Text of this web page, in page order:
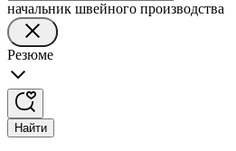
начальник швейного производства
Резюме
Найти